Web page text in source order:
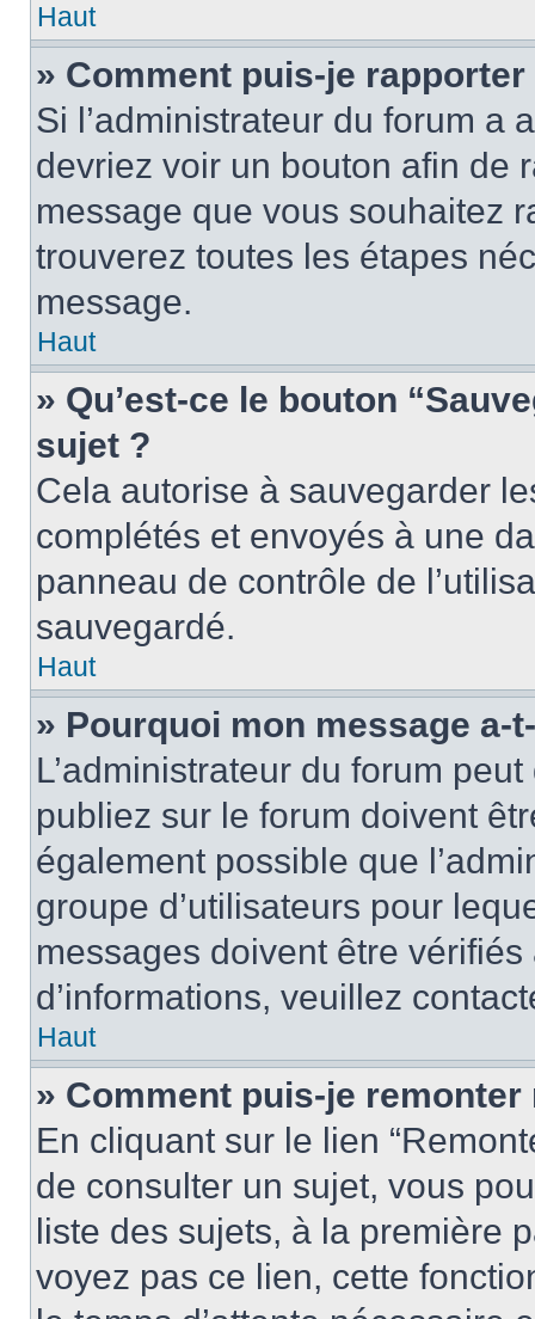
Haut
» Comment puis-je
Si l’administrateur du forum a
devriez voir un bouton afin de
message que vous souhaitez
trouverez toutes les étapes
message.
Haut
» Qu’est-ce le bouton
sujet ?
Cela autorise à sauvegarder
complétés et envoyés à une
panneau de contrôle de
sauvegardé.
Haut
» Pourquoi mon message a-
L’administrateur du forum
publiez sur le forum doivent
également possible que
groupe d’utilisateurs pour
messages doivent être
d’informations, veuillez
Haut
» Comment puis-je
En cliquant sur le lien
de consulter un sujet, vous
liste des sujets, à la première
voyez pas ce lien, cette